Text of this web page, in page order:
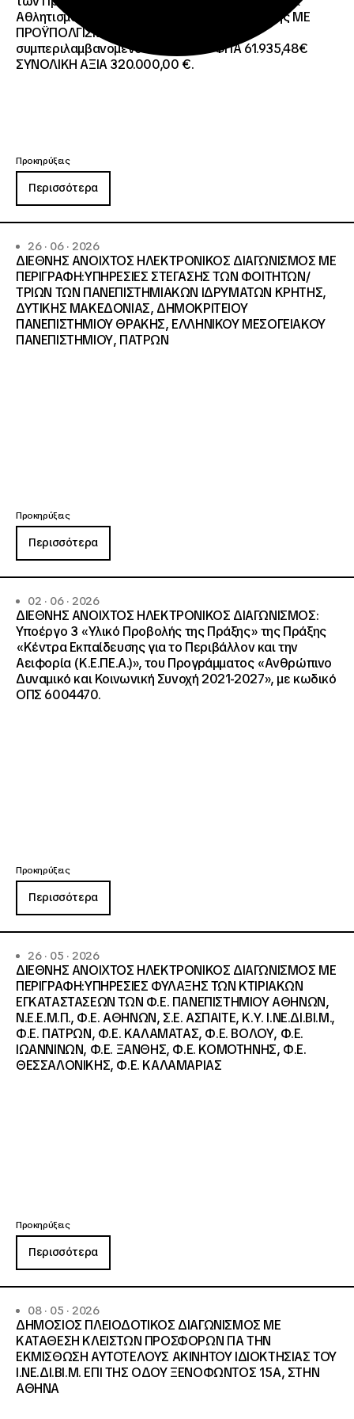
Αθλητισμός και Ευρωπαϊκό Σώμα Αλληλεγγύης ΜΕ
ΠΡΟΫΠΟΛΓΙΣΜΟ:258.064,52 € μη
συμπεριλαμβανομένου του Φ.Π.Α. ΦΠΑ 61.935,48€
ΣΥΝΟΛΙΚΗ ΑΞΙΑ 320.000,00 €.
Προκηρύξεις
Περισσότερα
26 · 06 · 2026
ΔΙΕΘΝΗΣ ΑΝΟΙΧΤΟΣ ΗΛΕΚΤΡΟΝΙΚΟΣ ΔΙΑΓΩΝΙΣΜΟΣ ΜΕ
ΠΕΡΙΓΡΑΦΗ:ΥΠΗΡΕΣΙΕΣ ΣΤΕΓΑΣΗΣ ΤΩΝ ΦΟΙΤΗΤΩΝ/
ΤΡΙΩΝ ΤΩΝ ΠΑΝΕΠΙΣΤΗΜΙΑΚΩΝ ΙΔΡΥΜΑΤΩΝ KΡΗΤΗΣ,
ΔΥΤΙΚΗΣ ΜΑΚΕΔΟΝΙΑΣ, ΔΗΜΟΚΡΙΤΕΙΟΥ
ΠΑΝΕΠΙΣΤΗΜΙΟΥ ΘΡΑΚΗΣ, ΕΛΛΗΝΙΚΟΥ ΜΕΣΟΓΕΙΑΚΟΥ
ΠΑΝΕΠΙΣΤΗΜΙΟΥ, ΠΑΤΡΩΝ
Προκηρύξεις
Περισσότερα
02 · 06 · 2026
ΔΙΕΘΝΗΣ ΑΝΟΙΧΤΟΣ ΗΛΕΚΤΡΟΝΙΚΟΣ ΔΙΑΓΩΝΙΣΜΟΣ:
Υποέργο 3 «Υλικό Προβολής της Πράξης» της Πράξης
«Κέντρα Εκπαίδευσης για το Περιβάλλον και την
Αειφορία (Κ.Ε.ΠΕ.Α.)», του Προγράμματος «Ανθρώπινο
Δυναμικό και Κοινωνική Συνοχή 2021-2027», με κωδικό
ΟΠΣ 6004470.
Προκηρύξεις
Περισσότερα
26 · 05 · 2026
ΔΙΕΘΝΗΣ ΑΝΟΙΧΤΟΣ ΗΛΕΚΤΡΟΝΙΚΟΣ ΔΙΑΓΩΝΙΣΜΟΣ ΜΕ
ΠΕΡΙΓΡΑΦΗ:ΥΠΗΡΕΣΙΕΣ ΦΥΛΑΞΗΣ ΤΩΝ ΚΤΙΡΙΑΚΩΝ
ΕΓΚΑΤΑΣΤΑΣΕΩΝ ΤΩΝ Φ.Ε. ΠΑΝΕΠΙΣΤΗΜΙΟΥ ΑΘΗΝΩΝ,
Ν.Ε.Ε.Μ.Π., Φ.Ε. ΑΘΗΝΩΝ, Σ.Ε. ΑΣΠΑΙΤΕ, Κ.Υ. Ι.ΝΕ.ΔΙ.ΒΙ.Μ.,
Φ.Ε. ΠΑΤΡΩΝ, Φ.Ε. ΚΑΛΑΜΑΤΑΣ, Φ.Ε. ΒΟΛΟΥ, Φ.Ε.
ΙΩΑΝΝΙΝΩΝ, Φ.Ε. ΞΑΝΘΗΣ, Φ.Ε. ΚΟΜΟΤΗΝΗΣ, Φ.Ε.
ΘΕΣΣΑΛΟΝΙΚΗΣ, Φ.Ε. ΚΑΛΑΜΑΡΙΑΣ
Προκηρύξεις
Περισσότερα
08 · 05 · 2026
ΔΗΜΟΣΙΟΣ ΠΛΕΙΟΔΟΤΙΚΟΣ ΔΙΑΓΩΝΙΣΜΟΣ ΜΕ
ΚΑΤΑΘΕΣΗ ΚΛΕΙΣΤΩΝ ΠΡΟΣΦΟΡΩΝ ΓΙΑ ΤΗΝ
ΕΚΜΙΣΘΩΣΗ ΑΥΤΟΤΕΛΟΥΣ ΑΚΙΝΗΤΟΥ ΙΔΙΟΚΤΗΣΙΑΣ ΤΟΥ
Ι.ΝΕ.ΔΙ.ΒΙ.Μ. ΕΠΙ ΤΗΣ ΟΔΟΥ ΞΕΝΟΦΩΝΤΟΣ 15Α, ΣΤΗΝ
ΑΘΗΝΑ